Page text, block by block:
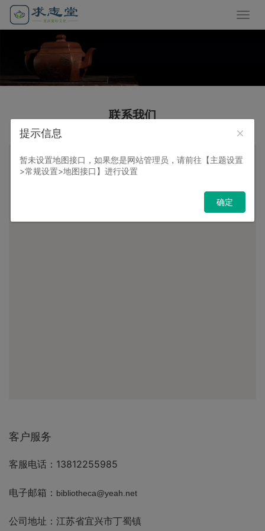
联系我们
客户服务
客服电话：13812255985
电子邮箱： bibliotheca@yeah.net
公司地址：江苏省宜兴市丁蜀镇
提示信息
暂未设置地图接口，如果您是网站管理员，请前往【主题设置
>常规设置>地图接口】进行设置
确定